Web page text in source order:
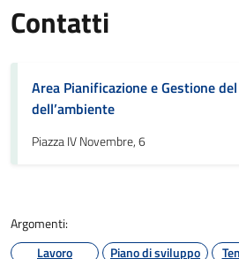
Contatti
Area Pianificazione e Gestione
dell’ambiente
Piazza IV Novembre, 6
Argomenti:
Lavoro
Piano di sviluppo